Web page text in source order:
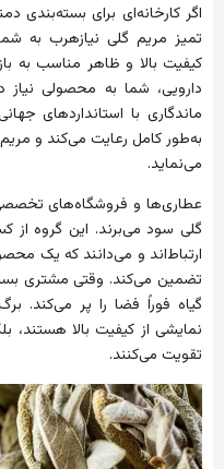
اگر کارخانه‌ای برای
تمیز مریم گلی نیازهرب به
کیفیت بالا و ظاهر مناسب به
دارویی، شما به محصولی نیاز
ماندگاری با استانداردهای
به‌طور کامل رعایت می‌کند و مریم
می‌نماید.
عطاری‌ها و فروشگاه‌های
گلی سود می‌برند. این گروه از
ارتباط‌اند و می‌دانند که یک
تضمین می‌کند. وقتی مشتری
گیاه فوراً فضا را پر می‌کند.
نمایشی از کیفیت بالا هستند،
تقویت می‌کنند.